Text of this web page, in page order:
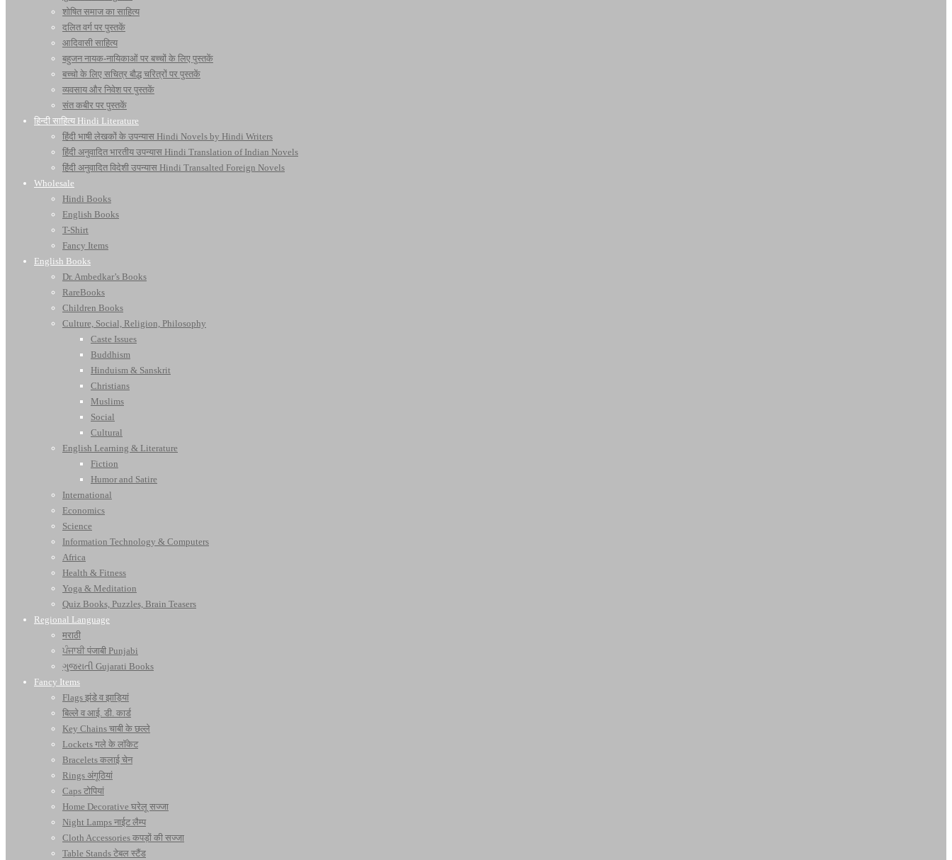
शोषित समाज का साहित्य
दलित वर्ग पर पुस्तकें
आदिवासी साहित्य
बहुजन नायक-नायिकाओं पर बच्चों के लिए पुस्तकें
बच्चो के लिए सचित्र बौद्ध चरित्रों पर पुस्तकें
व्यवसाय और निवेश पर पुस्तकें
संत कबीर पर पुस्तकें
हिन्दी साहित्य Hindi Literature
हिंदी भाषी लेखकों के उपन्यास Hindi Novels by Hindi Writers
हिंदी अनुवादित भारतीय उपन्यास Hindi Translation of Indian Novels
हिंदी अनुवादित विदेशी उपन्यास Hindi Transalted Foreign Novels
Wholesale
Hindi Books
English Books
T-Shirt
Fancy Items
English Books
Dr. Ambedkar’s Books
RareBooks
Children Books
Culture, Social, Religion, Philosophy
Caste Issues
Buddhism
Hinduism & Sanskrit
Christians
Muslims
Social
Cultural
English Learning & Literature
Fiction
Humor and Satire
International
Economics
Science
Information Technology & Computers
Africa
Health & Fitness
Yoga & Meditation
Quiz Books, Puzzles, Brain Teasers
Regional Language
मराठी
ਪੰਜਾਬੀ पंजाबी Punjabi
ગુજરાતી Gujarati Books
Fancy Items
Flags झंडे व झाड़ियां
बिल्ले व आई. डी. कार्ड
Key Chains चाबी के छल्ले
Lockets गले के लॉकेट
Bracelets कलाई चेन
Rings अंगूठियां
Caps टोपियां
Home Decorative घरेलू सज्जा
Night Lamps नाईट लैम्प
Cloth Accessories कपड़ों की सज्जा
Table Stands टेबल स्टैंड